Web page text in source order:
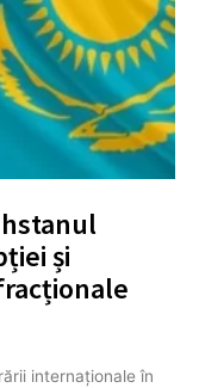
și
internaționale în